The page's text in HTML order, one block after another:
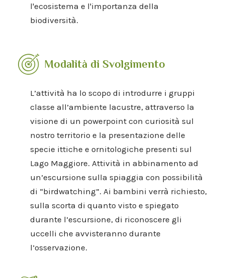
l'ecosistema e l'importanza della
biodiversità.
Modalità di Svolgimento
L’attività ha lo scopo di introdurre i gruppi
classe all’ambiente lacustre, attraverso la
visione di un powerpoint con curiosità sul
nostro territorio e la presentazione delle
specie ittiche e ornitologiche presenti sul
Lago Maggiore. Attività in abbinamento ad
un’escursione sulla spiaggia con possibilità
di “birdwatching”. Ai bambini verrà richiesto,
sulla scorta di quanto visto e spiegato
durante l’escursione, di riconoscere gli
uccelli che avvisteranno durante
l’osservazione.